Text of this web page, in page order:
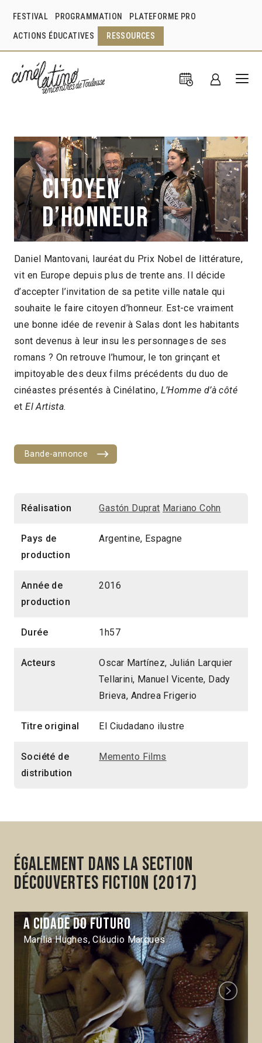
FESTIVAL PROGRAMMATION PLATEFORME PRO
ACTIONS ÉDUCATIVES RESSOURCES
Citoyen
d’honneur
Gastón Duprat Mariano Cohn
Argentine
1h57 2017 > Découvertes Fiction
Daniel Mantovani, lauréat du Prix Nobel de littérature,
vit en Europe depuis plus de trente ans. Il décide
d’accepter l’invitation de sa petite ville natale qui
souhaite le faire citoyen d’honneur. Est-ce vraiment
une bonne idée de revenir à Salas dont les habitants
sont devenus à leur insu les personnages de ses
romans ? On retrouve l’humour, le ton grinçant et
impitoyable des deux films précédents du duo de
cinéastes présentés à Cinélatino, L’Homme d’à côté
etEl Artista.
Bande-annonce
Réalisation Gastón Duprat Mariano Cohn
Pays de
production
Argentine, Espagne
Année de
production
2016
Durée 1h57
Acteurs
Oscar Martínez, Julián Larquier
Tellarini, Manuel Vicente, Dady
Brieva, Andrea Frigerio
Titre original El Ciudadano ilustre
Société de
distribution
Memento Films
Également dans la section
Découvertes Fiction (2017)
A Cidade do futuro
Marília Hughes, Cláudio Marques
Next